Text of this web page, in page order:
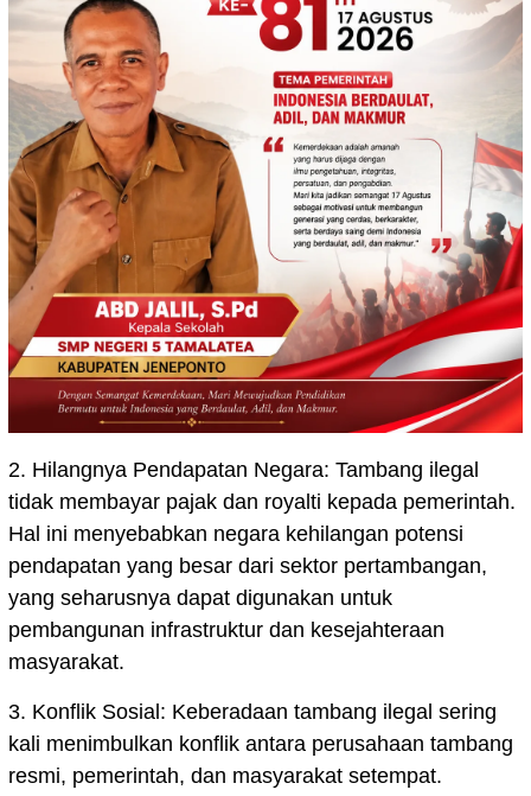
2. Hilangnya Pendapatan Negara: Tambang ilegal
tidak membayar pajak dan royalti kepada pemerintah.
Hal ini menyebabkan negara kehilangan potensi
pendapatan yang besar dari sektor pertambangan,
yang seharusnya dapat digunakan untuk
pembangunan infrastruktur dan kesejahteraan
masyarakat.
3. Konflik Sosial: Keberadaan tambang ilegal sering
kali menimbulkan konflik antara perusahaan tambang
resmi, pemerintah, dan masyarakat setempat.